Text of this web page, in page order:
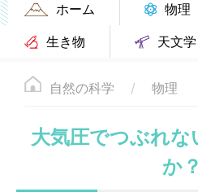
ホーム 物理
生き物
天文学
自然の科学 物理
大気圧でつぶれ
か？